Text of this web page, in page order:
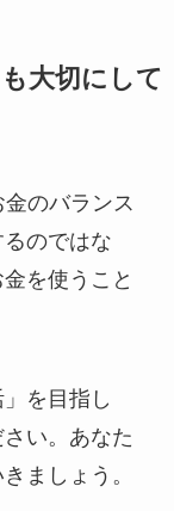
大切にして
のバランス
のではな
を使うこと
を目指し
い。あなた
ましょう。